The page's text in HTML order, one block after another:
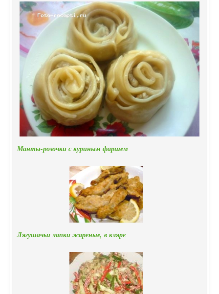
Манты-розочки с куриным фаршем
Лягушачьи лапки жареные, в кляре